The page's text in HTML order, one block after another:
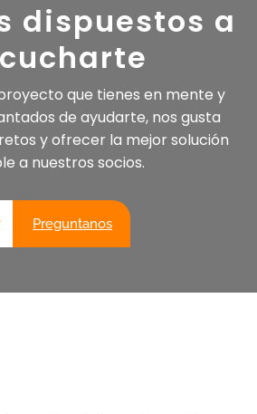
dispuestos a
que tienes en mente y
de ayudarte, nos gusta
y ofrecer la mejor solución
a nuestros socios.
Preguntanos